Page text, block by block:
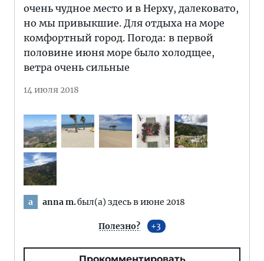
очень чудное место и в Нерху, далековато,
но мы привыкшие. Для отдыха на море
комфортный город. Погода: в первой
половине июня море было холодщее,
ветра очень сильные
14 июля 2018
a anna m.был(а) здесь в июне 2018
Полезно? 3